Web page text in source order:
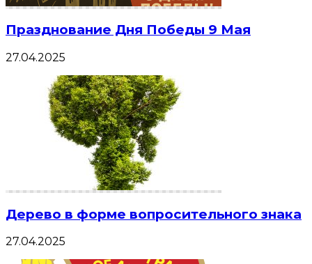
Празднование Дня Победы 9 Мая
27.04.2025
Дерево в форме вопросительного знака
27.04.2025